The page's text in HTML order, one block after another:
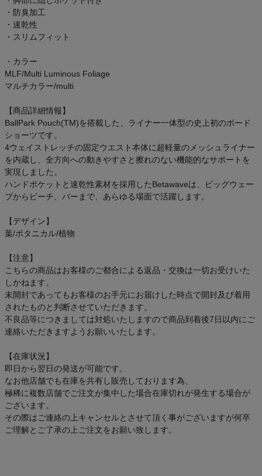
・防臭加工
・速乾性
・スリムフィット
・カラー
MLF/Multi Luminous Foliage
マルチカラー/multi
【商品詳細情報】
BallPark Pouch(TM)を搭載した、ライナー一体型の史上初のボード
ショーツです。
4ウェイストレッチの固定ウエスト本体に超軽量のメッシュライナー
を内蔵し、全方向への動きやすさと擦れのない機能的なサポートを
実現しました。
ハンドポケットと速乾性素材を採用したBetawaveは、ビッグウェー
ブからビーチ、バーまで、あらゆる場面で活躍します。
【デザイン】
葉/ボタニカル/植物
【注意】
こちらの商品はお客様のご都合による返品・交換は一切お受けいた
しかねます。
未開封であってもお客様のお手元にお届けした時点で開封及び着用
されたものと判断させていただきます。
不良品等につきましては対処いたしますので商品到着後7日以内にご
連絡いただきますようお願いいたします。
【在庫状況】
即日から翌日の発送が可能です。
なお他店舗でも在庫を共有し販売しております為、
極稀に複数店舗でご注文が集中した場合在庫切れが発生する場合が
ございます。
その際はご連絡の上キャンセルとさせて頂く事がございますが何卒
ご理解とご了承の上ご注文をお願い致します。